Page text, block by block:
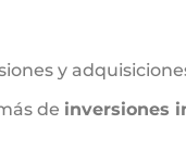
y
de inversiones